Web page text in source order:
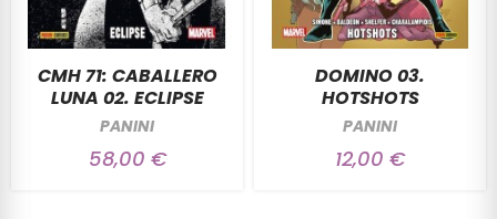
CMH 71: CABALLERO
LUNA 02. ECLIPSE
PANINI
58,00 €
DOMINO 03.
HOTSHOTS
PANINI
12,00 €